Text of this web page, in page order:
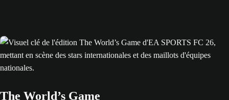
The World’s Game